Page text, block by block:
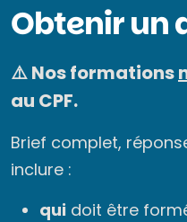
Obtenir un
⚠️ Nos formations
au CPF.
Brief complet,
inclure :
qui doit être